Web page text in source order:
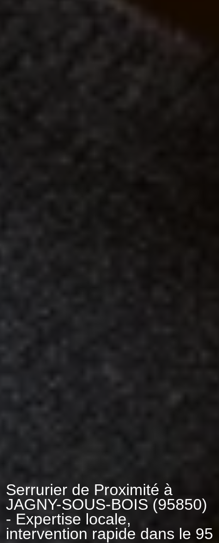
Serrurier de Proximité à
JAGNY-SOUS-BOIS (95850)
- Expertise locale,
intervention rapide dans le 95